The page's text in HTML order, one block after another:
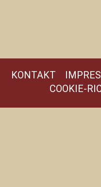
KONTAKT
COOKIE-